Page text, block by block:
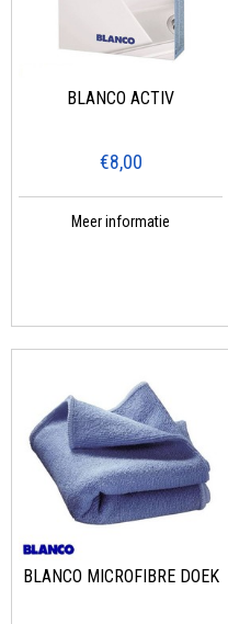
BLANCO ACTIV
€8,00
Meer informatie
BLANCO MICROFIBRE DOEK